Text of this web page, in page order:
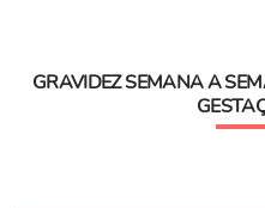
GRAVIDEZ SEMANA A